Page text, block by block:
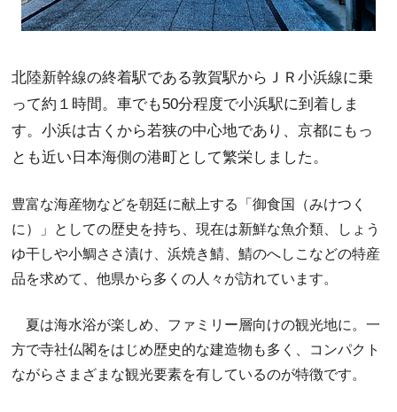
北陸新幹線の終着駅である敦賀駅からＪＲ小浜線に乗
って約１時間。車でも50分程度で小浜駅に到着しま
す。小浜は古くから若狭の中心地であり、京都にもっ
とも近い日本海側の港町として繁栄しました。
豊富な海産物などを朝廷に献上する「御食国（みけつく
に）」としての歴史を持ち、現在は新鮮な魚介類、しょう
ゆ干しや小鯛ささ漬け、浜焼き鯖、鯖のへしこなどの特産
品を求めて、他県から多くの人々が訪れています。
夏は海水浴が楽しめ、ファミリー層向けの観光地に。一
方で寺社仏閣をはじめ歴史的な建造物も多く、コンパクト
ながらさまざまな観光要素を有しているのが特徴です。